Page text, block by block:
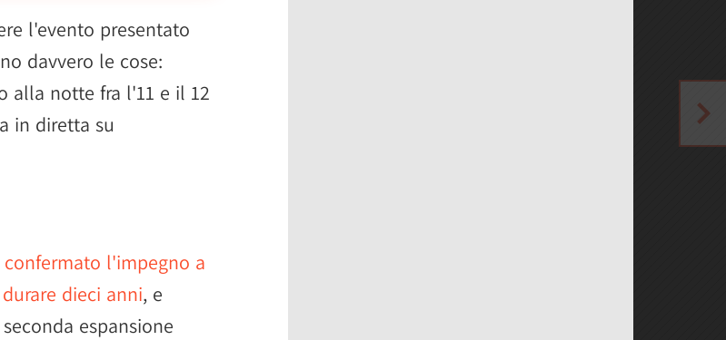
l'evento presentato
davvero le cose:
alla notte fra l'11 e il 12
in diretta su
confermato l'impegno a
dieci anni, e
espansione